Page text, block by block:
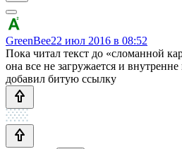
GreenBee22 июл 2016 в 08:52
Пока читал текст до «сломанной
она все не загружается и
добавил битую ссылку